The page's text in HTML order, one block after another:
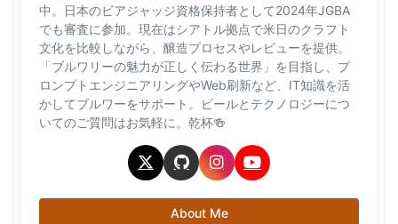
中。日本のビアジャッジ資格保持者として2024年JGBA
でも審査に参加。現在はシアトル拠点で米日のクラフト
文化を比較しながら、醸造プロセスやレビューを提供。
「ブルワリーの魅力が正しく伝わる世界」を目指し、プ
ロンプトエンジニアリングやWeb刷新など、IT知識を活
かしてブルワーをサポート。ビールとテクノロジーにつ
いてのご質問はお気軽に。乾杯🍻
About Me